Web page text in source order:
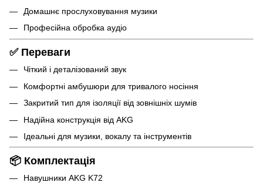
Домашнє прослуховування музики
Професійна обробка аудіо
✅ Переваги
Чіткий і деталізований звук
Комфортні амбушюри для тривалого носіння
Закритий тип для ізоляції від зовнішніх шумів
Надійна конструкція від AKG
Ідеальні для музики, вокалу та інструментів
📦 Комплектація
Навушники AKG K72